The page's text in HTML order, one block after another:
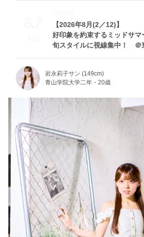
8.7
Fri
【2026年8月(2／12)】
好印象を約束するミッドサマ
旬スタイルに視線集中！ ＠
Theme
岩永莉子サン (149cm)
青山学院大学二年・20歳